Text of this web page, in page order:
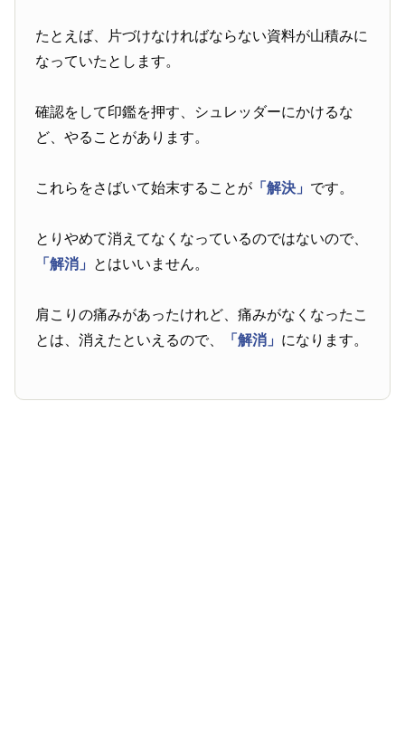
たとえば、片づけなければならない資料が山積みに
なっていたとします。
確認をして印鑑を押す、シュレッダーにかけるな
ど、やることがあります。
これらをさばいて始末することが 「解決」 です。
とりやめて消えてなくなっているのではないので、
「解消」 とはいいません。
肩こりの痛みがあったけれど、痛みがなくなったこ
とは、消えたといえるので、
「解消」 になります。